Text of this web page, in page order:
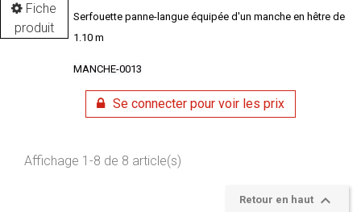
Fiche
produit
Serfouette panne-langue équipée d'un manche en hêtre de
1.10 m
MANCHE-0013
Se connecter pour voir les prix
Affichage 1-8 de 8 article(s)
Retour en haut 